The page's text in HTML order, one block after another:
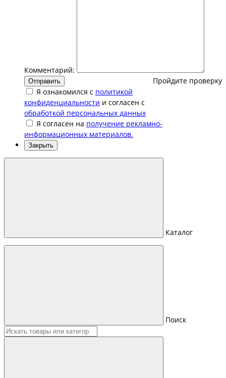
Комментарий:
Пройдите проверку
Отправить
Я ознакомился с политикой
конфиденциальности и согласен с
обработкой персональных данных
Я согласен на получение рекламно-
информационных материалов.
Закрыть
Каталог
Поиск